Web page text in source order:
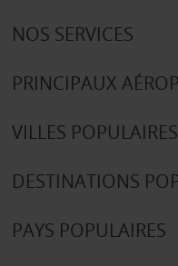
NOS SERVICES
PRINCIPAUX
VILLES
DESTINATIONS
PAYS POPULAIRES